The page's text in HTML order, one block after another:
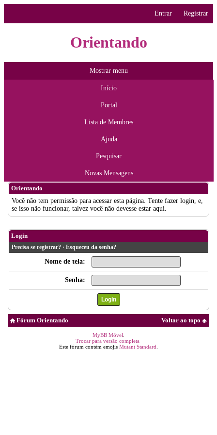
Entrar Registrar
Orientando
Mostrar menu
Início
Portal
Lista de Membres
Ajuda
Pesquisar
Novas Mensagens
Orientando
Você não tem permissão para acessar esta página. Tente fazer login, e,
se isso não funcionar, talvez você não devesse estar aqui.
Login
Precisa se registrar? · Esqueceu da senha?
Nome de tela:
Senha:
Voltar ao topo
Fórum Orientando
MyBB Móvel
Trocar para versão completa
Este fórum contém emojis Mutant Standard